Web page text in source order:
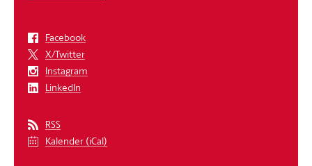
Facebook
X/Twitter
Instagram
LinkedIn
RSS
Kalender (iCal)